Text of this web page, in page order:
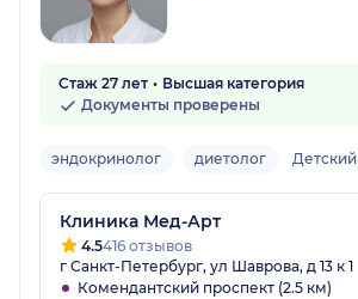
Стаж 27 лет
Высшая категория
Документы проверены
эндокринолог диетолог Детский
Клиника Мед-Арт
4.5416 отзывов
г Санкт-Петербург, ул Шаврова, д 13 к 1
Комендантский проспект (2.5 км)